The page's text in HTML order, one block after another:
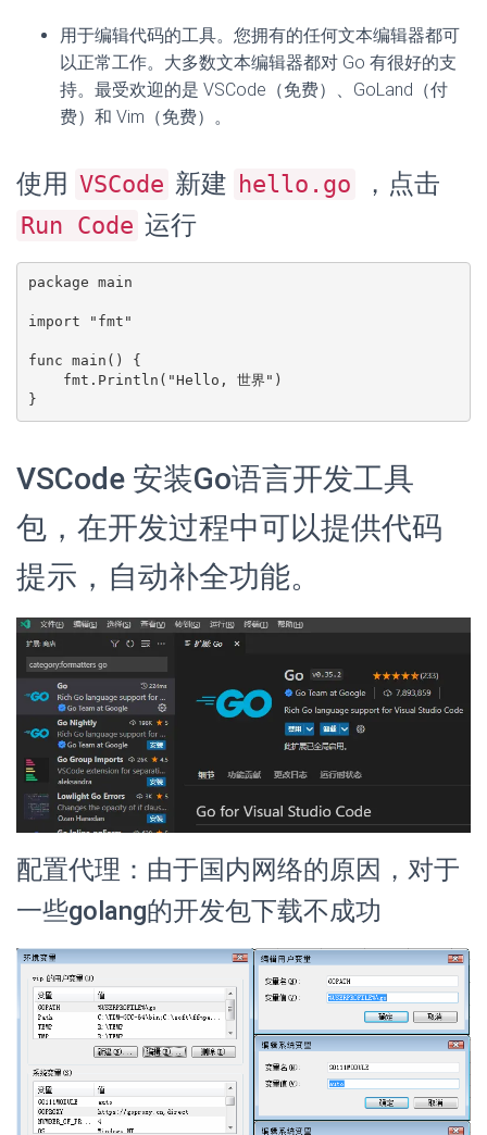
用于编辑代码的工具。您拥有的任何文本编辑器都可
以正常工作。大多数文本编辑器都对 Go 有很好的支
持。最受欢迎的是 VSCode（免费）、GoLand（付
费）和 Vim（免费）。
使用 VSCode 新建 hello.go ，点击
Run Code 运行
package main
import "fmt"
func main() {
}
VSCode 安装Go语言开发工具
包，在开发过程中可以提供代码
提示，自动补全功能。
配置代理：由于国内网络的原因，对于
一些golang的开发包下载不成功